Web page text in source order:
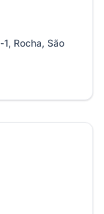
Rocha, São